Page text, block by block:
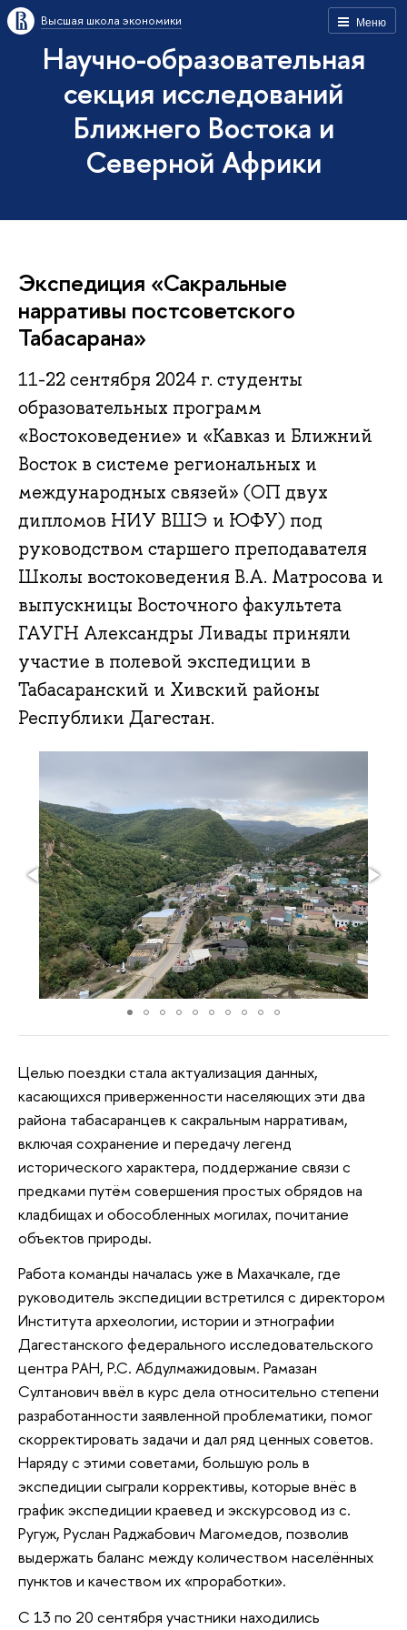
Меню
Высшая школа экономики
Научно-образовательная
секция исследований
Ближнего Востока и
Северной Африки
Экспедиция «Сакральные
нарративы постсоветского
Табасарана»
11-22 сентября 2024 г. студенты
образовательных программ
«Востоковедение» и «Кавказ и Ближний
Восток в системе региональных и
международных связей» (ОП двух
дипломов НИУ ВШЭ и ЮФУ) под
руководством старшего преподавателя
Школы востоковедения В.А. Матросова и
выпускницы Восточного факультета
ГАУГН Александры Ливады приняли
участие в полевой экспедиции в
Табасаранский и Хивский районы
Республики Дагестан.
Целью поездки стала актуализация данных,
касающихся приверженности населяющих эти два
района табасаранцев к сакральным нарративам,
включая сохранение и передачу легенд
исторического характера, поддержание связи с
предками путём совершения простых обрядов на
кладбищах и обособленных могилах, почитание
объектов природы.
Работа команды началась уже в Махачкале, где
руководитель экспедиции встретился с директором
Института археологии, истории и этнографии
Дагестанского федерального исследовательского
центра РАН, Р.С. Абдулмажидовым. Рамазан
Султанович ввёл в курс дела относительно степени
разработанности заявленной проблематики, помог
скорректировать задачи и дал ряд ценных советов.
Наряду с этими советами, большую роль в
экспедиции сыграли коррективы, которые внёс в
график экспедиции краевед и экскурсовод из с.
Ругуж, Руслан Раджабович Магомедов, позволив
выдержать баланс между количеством населённых
пунктов и качеством их «проработки».
С 13 по 20 сентября участники находились